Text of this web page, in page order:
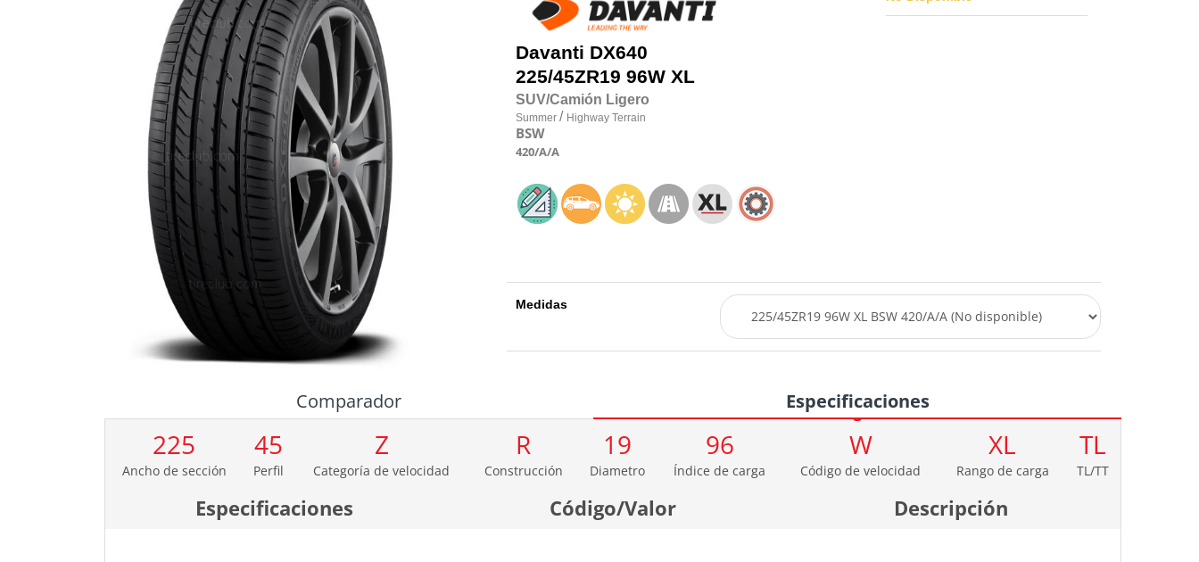
Davanti DX640
225/45ZR19 96W XL
SUV/Camión Ligero
Summer / Highway Terrain
BSW
420/A/A
Medidas
Comparador Especificaciones
225
Ancho de sección
45
Perfil
Z
Categoría de velocidad
R
Construcción
19
Diametro
96
Índice de carga
W
Código de velocidad
XL
Rango de carga
TL
TL/TT
Especificaciones Código/Valor Descripción